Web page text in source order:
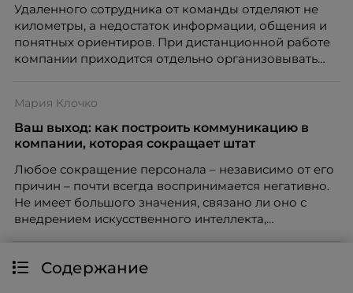
Содержание
People Analytics, приглашённый лектор НИУ ВШЭ и
МИФИ, автор книги «Дао женской карьеры».
Удаленного сотрудника от команды отделяют не
километры, а недостаток информации, общения и
понятных ориентиров. При дистанционной работе
компании приходится отдельно организовывать
по работе с персоналом Инфомаксимум,
рассказывает, как выстроить адаптацию
распределенной команды без лишнего контроля и
Мария Клочко
Ваш выход: как построить коммуникацию в
компании, которая сокращает штат
Любое сокращение персонала – независимо от его
причин – почти всегда воспринимается негативно.
Не имеет большого значения, связано ли оно с
внедрением искусственного интеллекта,
структуры компании. Для сотрудников сокращения